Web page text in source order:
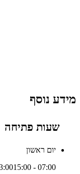
מידע נוסף
שעות פתיחה
יום ראשון
07:00 - 13:00
15:00 - 22:00